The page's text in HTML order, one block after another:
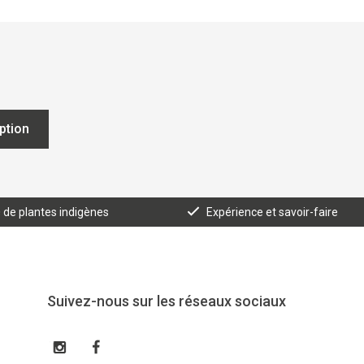
plantes indigènes Expérience et savoir-faire
Suivez-nous sur les réseaux sociaux